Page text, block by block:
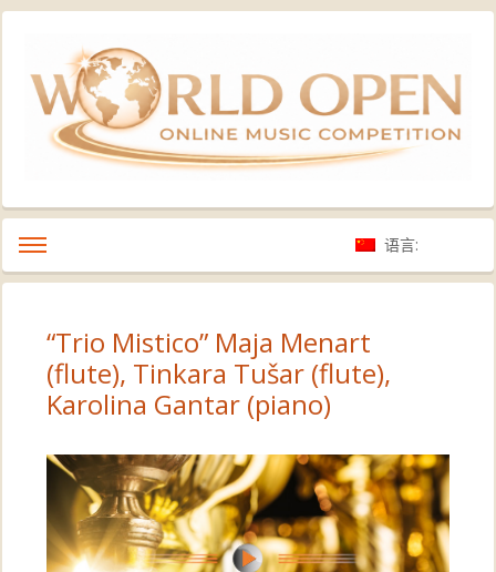
语言:
“Trio Mistico” Maja Menart
(flute), Tinkara Tušar (flute),
Karolina Gantar (piano)